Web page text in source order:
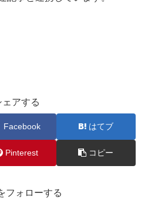
ェアする
Facebook はてブ
Pinterest コピー
フォローする